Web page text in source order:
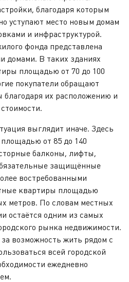
благодаря которым
уступают место новым домам
и инфраструктурой.
фонда представлена
домами. В таких зданиях
площадью от 70 до 100
покупатели обращают
благодаря их расположению и
выглядит иначе. Здесь
от 85 до 140
балконы, лифты,
защищённые
востребованными
квартиры площадью
метров. По словам местных
остаётся одним из самых
рынка недвижимости.
возможность жить рядом с
всей городской
ежедневно